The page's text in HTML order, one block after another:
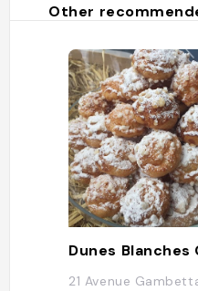
Other
21 Avenue